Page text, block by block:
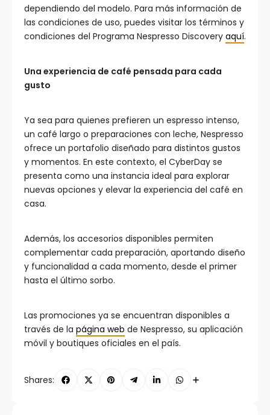
dependiendo del modelo. Para más información de
las condiciones de uso, puedes visitar los términos y
condiciones del Programa Nespresso Discovery aquí.
Una experiencia de café pensada para cada
gusto
Ya sea para quienes prefieren un espresso intenso,
un café largo o preparaciones con leche, Nespresso
ofrece un portafolio diseñado para distintos gustos
y momentos. En este contexto, el CyberDay se
presenta como una instancia ideal para explorar
nuevas opciones y elevar la experiencia del café en
casa.
Además, los accesorios disponibles permiten
complementar cada preparación, aportando diseño
y funcionalidad a cada momento, desde el primer
hasta el último sorbo.
Las promociones ya se encuentran disponibles a
través de la página web de Nespresso, su aplicación
móvil y boutiques oficiales en el país.
Shares: